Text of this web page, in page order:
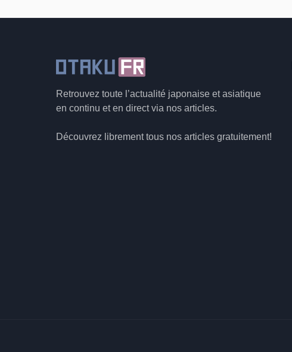
Retrouvez toute l’actualité japonaise et asiatique
en continu et en direct via nos articles.
Découvrez librement tous nos articles gratuitement!